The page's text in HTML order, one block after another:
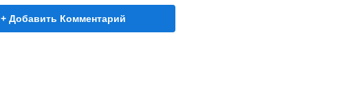
+ Добавить Комментарий